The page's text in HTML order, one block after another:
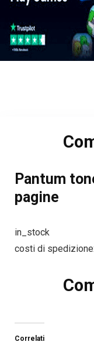
Pantum
pagine
in_stock
costi di
Correlati